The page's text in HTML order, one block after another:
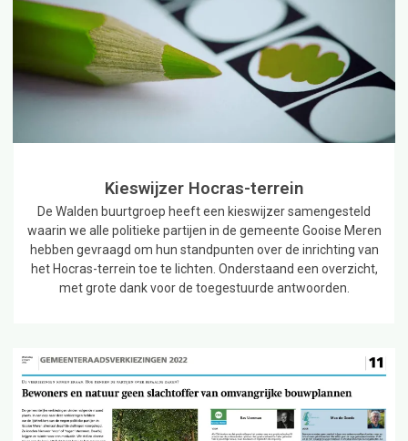
Kieswijzer Hocras-terrein
De Walden buurtgroep heeft een kieswijzer samengesteld
waarin we alle politieke partijen in de gemeente Gooise Meren
hebben gevraagd om hun standpunten over de inrichting van
het Hocras-terrein toe te lichten. Onderstaand een overzicht,
met grote dank voor de toegestuurde antwoorden.